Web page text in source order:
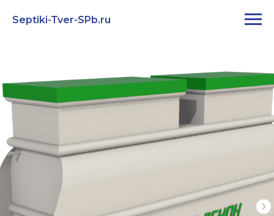
Septiki-Tver-SPb.ru